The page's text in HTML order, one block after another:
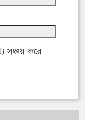
সঞ্চয় করে